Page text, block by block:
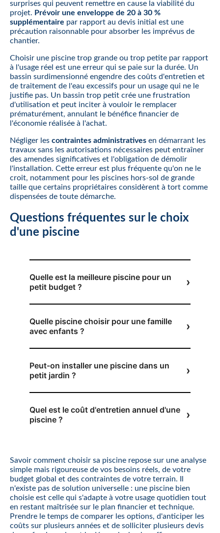
surprises qui peuvent remettre en cause la viabilité du
projet. Prévoir une enveloppe de 20 à 30 %
supplémentaire par rapport au devis initial est une
précaution raisonnable pour absorber les imprévus de
chantier.
Choisir une piscine trop grande ou trop petite par rapport
à l'usage réel est une erreur qui se paie sur la durée. Un
bassin surdimensionné engendre des coûts d'entretien et
de traitement de l'eau excessifs pour un usage qui ne le
justifie pas. Un bassin trop petit crée une frustration
d'utilisation et peut inciter à vouloir le remplacer
prématurément, annulant le bénéfice financier de
l'économie réalisée à l'achat.
Négliger les contraintes administratives en démarrant les
travaux sans les autorisations nécessaires peut entraîner
des amendes significatives et l'obligation de démolir
l'installation. Cette erreur est plus fréquente qu'on ne le
croit, notamment pour les piscines hors-sol de grande
taille que certains propriétaires considèrent à tort comme
dispensées de toute démarche.
Questions fréquentes sur le choix
d'une piscine
Quelle est la meilleure piscine pour un
petit budget ?
Quelle piscine choisir pour une famille
avec enfants ?
Peut-on installer une piscine dans un
petit jardin ?
Quel est le coût d'entretien annuel d'une
piscine ?
Savoir comment choisir sa piscine repose sur une analyse
simple mais rigoureuse de vos besoins réels, de votre
budget global et des contraintes de votre terrain. Il
n'existe pas de solution universelle : une piscine bien
choisie est celle qui s'adapte à votre usage quotidien tout
en restant maîtrisée sur le plan financier et technique.
Prendre le temps de comparer les options, d'anticiper les
coûts sur plusieurs années et de solliciter plusieurs devis